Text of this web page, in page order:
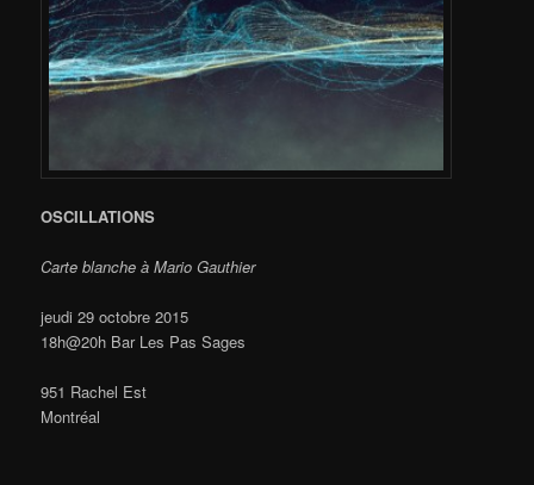
OSCILLATIONS
Carte blanche à Mario Gauthier
jeudi 29 octobre 2015
18h@20h Bar Les Pas Sages
951 Rachel Est
Montréal